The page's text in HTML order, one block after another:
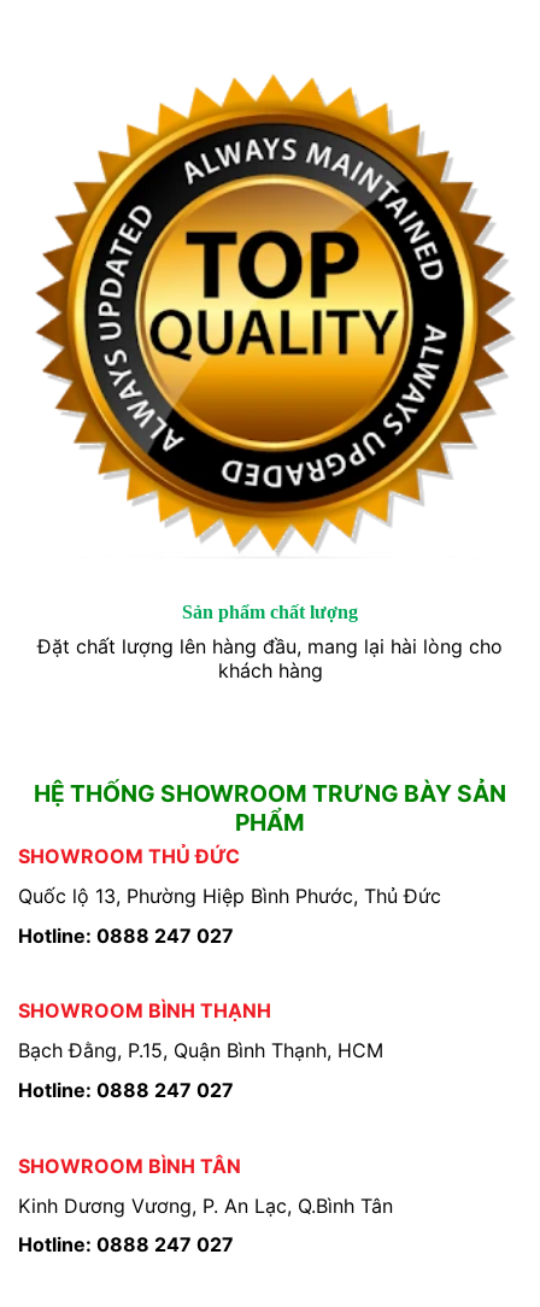
Sản phẩm chất lượng
Đặt chất lượng lên hàng đầu, mang lại hài lòng cho
khách hàng
HỆ THỐNG SHOWROOM TRƯNG BÀY SẢN
PHẨM
SHOWROOM THỦ ĐỨC
Quốc lộ 13, Phường Hiệp Bình Phước, Thủ Đức
Hotline: 0888 247 027
SHOWROOM BÌNH THẠNH
Bạch Đằng, P.15, Quận Bình Thạnh, HCM
Hotline: 0888 247 027
SHOWROOM BÌNH TÂN
Kinh Dương Vương, P. An Lạc, Q.Bình Tân
Hotline: 0888 247 027